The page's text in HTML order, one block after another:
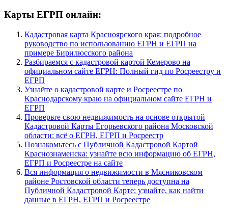
Карты ЕГРП онлайн:
Кадастровая карта Красноярского края: подробное
руководство по использованию ЕГРН и ЕГРП на
примере Бирилюсского района
Разбираемся с кадастровой картой Кемерово на
официальном сайте ЕГРН: Полный гид по Росреестру и
ЕГРП
Узнайте о кадастровой карте и Росреестре по
Краснодарскому краю на официальном сайте ЕГРН и
ЕГРП
Проверьте свою недвижимость на основе открытой
Кадастровой Карты Егорьевского района Московской
области: всё о ЕГРН, ЕГРП и Росреестр
Познакомьтесь с Публичной Кадастровой Картой
Краснознаменска: узнайте всю информацию об ЕГРН,
ЕГРП и Росреестре на сайте
Вся информация о недвижимости в Мясниковском
районе Ростовской области теперь доступна на
Публичной Кадастровой Карте: узнайте, как найти
данные в ЕГРН, ЕГРП и Росреестре